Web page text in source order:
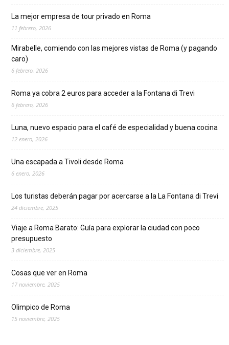
La mejor empresa de tour privado en Roma
11 febrero, 2026
Mirabelle, comiendo con las mejores vistas de Roma (y pagando
caro)
6 febrero, 2026
Roma ya cobra 2 euros para acceder a la Fontana di Trevi
6 febrero, 2026
Luna, nuevo espacio para el café de especialidad y buena cocina
12 enero, 2026
Una escapada a Tivoli desde Roma
6 enero, 2026
Los turistas deberán pagar por acercarse a la La Fontana di Trevi
24 diciembre, 2025
Viaje a Roma Barato: Guía para explorar la ciudad con poco
presupuesto
3 diciembre, 2025
Cosas que ver en Roma
17 noviembre, 2025
Olimpico de Roma
15 noviembre, 2025